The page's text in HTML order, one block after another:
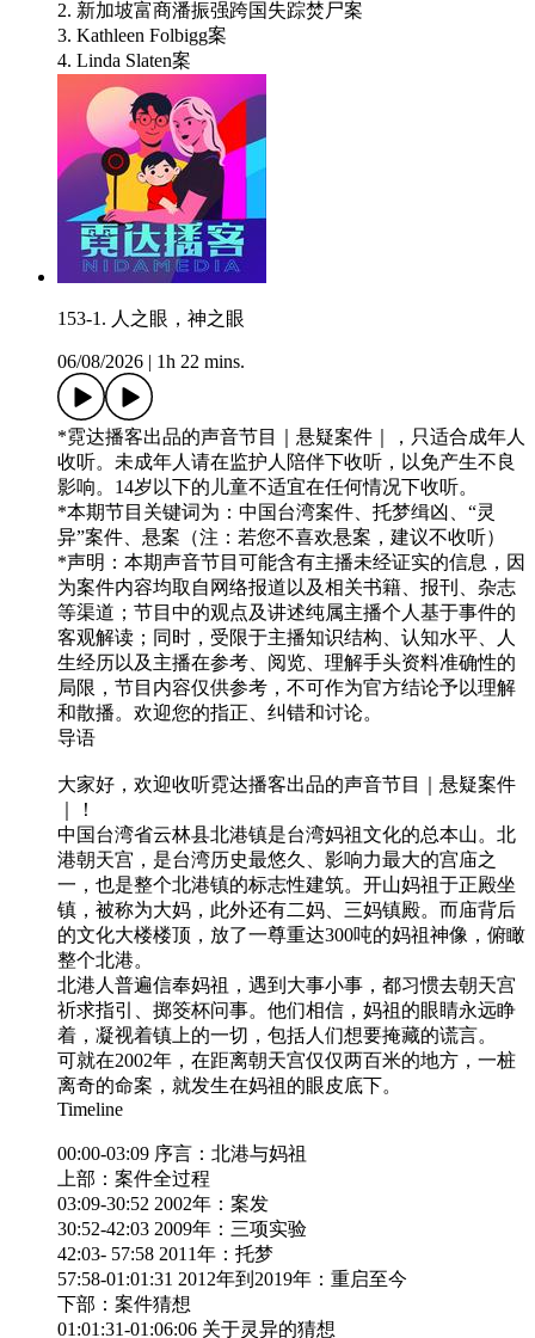
2. 新加坡富商潘振强跨国失踪焚尸案
3. Kathleen Folbigg案
4. Linda Slaten案
153-1. 人之眼，神之眼
06/08/2026 1h 22 mins.
*霓达播客出品的声音节目｜悬疑案件｜，只适合成年人
收听。未成年人请在监护人陪伴下收听，以免产生不良
影响。14岁以下的儿童不适宜在任何情况下收听。
*本期节目关键词为：中国台湾案件、托梦缉凶、“灵
异”案件、悬案（注：若您不喜欢悬案，建议不收听）
*声明：本期声音节目可能含有主播未经证实的信息，因
为案件内容均取自网络报道以及相关书籍、报刊、杂志
等渠道；节目中的观点及讲述纯属主播个人基于事件的
客观解读；同时，受限于主播知识结构、认知水平、人
生经历以及主播在参考、阅览、理解手头资料准确性的
局限，节目内容仅供参考，不可作为官方结论予以理解
和散播。欢迎您的指正、纠错和讨论。
导语
大家好，欢迎收听霓达播客出品的声音节目｜悬疑案件
｜！
中国台湾省云林县北港镇是台湾妈祖文化的总本山。北
港朝天宫，是台湾历史最悠久、影响力最大的宫庙之
一，也是整个北港镇的标志性建筑。开山妈祖于正殿坐
镇，被称为大妈，此外还有二妈、三妈镇殿。而庙背后
的文化大楼楼顶，放了一尊重达300吨的妈祖神像，俯瞰
整个北港。
北港人普遍信奉妈祖，遇到大事小事，都习惯去朝天宫
祈求指引、掷筊杯问事。他们相信，妈祖的眼睛永远睁
着，凝视着镇上的一切，包括人们想要掩藏的谎言。
可就在2002年，在距离朝天宫仅仅两百米的地方，一桩
离奇的命案，就发生在妈祖的眼皮底下。
Timeline
00:00-03:09 序言：北港与妈祖
上部：案件全过程
03:09-30:52 2002年：案发
30:52-42:03 2009年：三项实验
42:03- 57:58 2011年：托梦
57:58-01:01:31 2012年到2019年：重启至今
下部：案件猜想
01:01:31-01:06:06 关于灵异的猜想